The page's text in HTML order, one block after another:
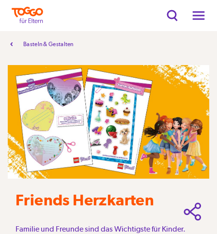
Basteln & Gestalten
Friends Herzkarten
Familie und Freunde sind das Wichtigste für Kinder.